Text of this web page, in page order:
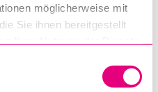
möglicherweise mit
Sie ihnen bereitgestellt
Medizin